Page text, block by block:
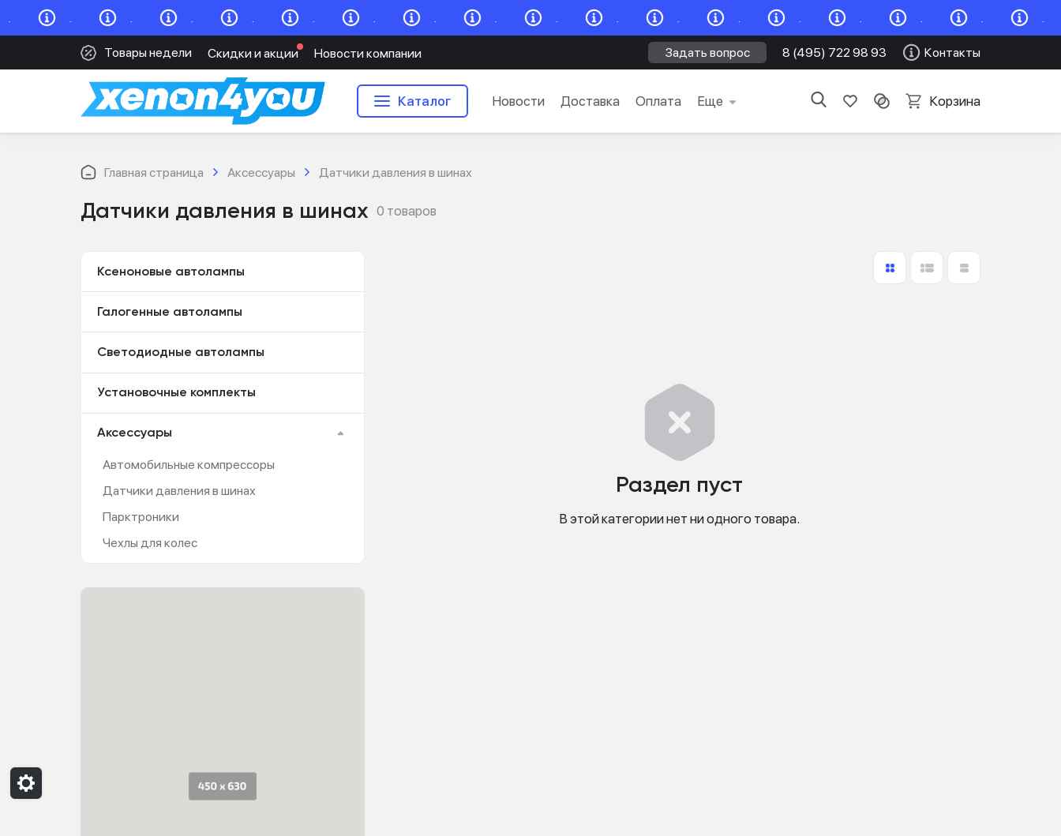
Товары недели Скидки и акции Новости компании Задать вопрос 8 (495) 722 98 93 Контакты
Каталог Новости Доставка Оплата Еще Корзина
Главная страница Аксессуары Датчики давления в шинах
Датчики давления в шинах 0 товаров
Ксеноновые автолампы
Галогенные автолампы
Светодиодные автолампы
Установочные комплекты
Аксессуары
Автомобильные компрессоры
Датчики давления в шинах
Парктроники
Чехлы для колес
Раздел пуст
В этой категории нет ни одного товара.